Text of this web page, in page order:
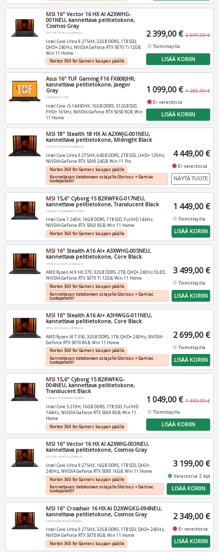
MSI 16" Vector 16 HX AI A2XWHG-
001NEU, kannettava pelitietokone,
Cosmos Gray
VECTOR-16-HX-AI-A2XWHG-001NEU
Intel Core Ultra 9 275HX, 32GB DDR5, 1TB SSD,
QHD+ 240Hz, NVIDIA GeForce RTX 5070 Ti 12GB,
Win 11 Home
Norton 360 for Gamers kaupan päälle
2 399,00 € 2 699,00 €
fiber_manual_record Toimittajilla
LISÄÄ KORIIN
Asus16" TUF Gaming F16 FX608JHR,
kannettava pelitietokone, Jaeger
Gray
FX608JHR-RV115W
Intel Core i5-14450HX, 16GB DDR5, 512GB SSD,
FHD+ 165Hz, NVIDIA GeForce RTX 5050 8GB, Win
11 Home
1 099,00 € 1 285,90 €
fiber_manual_record Ei varastossa
LISÄÄ KORIIN
MSI 18" Stealth 18 HX AI A2XWJG-001NEU,
kannettava pelitietokone, Midnight Black
STEALTH-18-HX-AI-A2XWJG-001NEU
Intel Core Ultra 9 275HX, 64GB DDR5, 2TB SSD, UHD+ 120Hz,
NVIDIA GeForce RTX 5090 24GB, Win 11 Pro
Norton 360 for Gamers kaupan päälle
Kannettavan tietokoneen ostajalle Glorious + Gamiac
tuotepaketti!
4 449,00 €
fiber_manual_record Ei varastossa
NÄYTÄ TUOTE
MSI 15,6" Cyborg 15 B2RWFKG-017NEU,
kannettava pelitietokone, Translucent Black
CYBORG-15-B2RWFKG-017NEU
Intel Core 7 240H, 16GB DDR5, 1TB SSD, FullHD 144Hz,
NVIDIA GeForce RTX 5060 8GB, Win 11 Home
Norton 360 for Gamers kaupan päälle
1 449,00 €
fiber_manual_recordToimittajilla
LISÄÄ KORIIN
MSI 16" Stealth A16 AI+ A3XWHG-005NEU,
kannettava pelitietokone, Core Black
AMD Ryzen AI 9 HX 370, 32GB DDR5, 2TB, QHD+ 240Hz OLED,
NVIDIA GeForce RTX 5070 Ti 12GB, Win 11 Home
Norton 360 for Gamers kaupan päälle
Kannettavan tietokoneen ostajalle Glorious + Gamiac
tuotepaketti!
3 499,00 €
fiber_manual_recordToimittajilla
LISÄÄ KORIIN
MSI 16" Stealth A16 AI+ A3HWGG-011NEU,
kannettava pelitietokone, Core Black
STEALTH-A16-AI+-A3HWGG-011NEU
AMD Ryzen AI 7 350, 32GB DDR5, 1TB, QHD+ 240Hz, NVIDIA
GeForce RTX 5070 8GB, Win 11 Home
Norton 360 for Gamers kaupan päälle
Kannettavan tietokoneen ostajalle Glorious + Gamiac
tuotepaketti!
2 699,00 €
fiber_manual_recordToimittajilla
LISÄÄ KORIIN
MSI 15,6" Cyborg 15 B2RWFKG-
004NEU, kannettava pelitietokone,
Translucent Black
CYBORG-15-B2RWFKG-004NEU
Intel Core 5 210H, 16GB DDR5, 1TB SSD, FullHD
144Hz, NVIDIA GeForce RTX 5060 8GB, Win 11
Home
Norton 360 for Gamers kaupan päälle
1 049,00 € 1 359,00 €
fiber_manual_record Toimittajilla
LISÄÄ KORIIN
MSI 16" Vector 16 HX AI A2XWIG-003NEU,
kannettava pelitietokone, Cosmos Gray
VECTOR-16-HX-AI-A2XWIG-003NEU
Intel Core Ultra 9 275HX, 16GB DDR5, 1TB SSD, QHD+
240Hz, NVIDIA GeForce RTX 5080 16GB, Win 11 Home
Norton 360 for Gamers kaupan päälle
Kannettavan tietokoneen ostajalle Glorious + Gamiac
tuotepaketti!
3 199,00 €
fiber_manual_recordVarastossa 2 kpl
LISÄÄ KORIIN
MSI 16" Crosshair 16 HX AI D2XWGKG-094NEU,
kannettava pelitietokone, Cosmos Gray
CROSSHAIR16HXAID2XWGKG-094NEU
Intel Core Ultra 9 275HX, 32GB DDR5, 1TB SSD, QHD+ 240Hz,
NVIDIA GeForce RTX 5070 8GB, Win 11 Home
Norton 360 for Gamers kaupan päälle
2 349,00 €
fiber_manual_record Ei varastossa
LISÄÄ KORIIN